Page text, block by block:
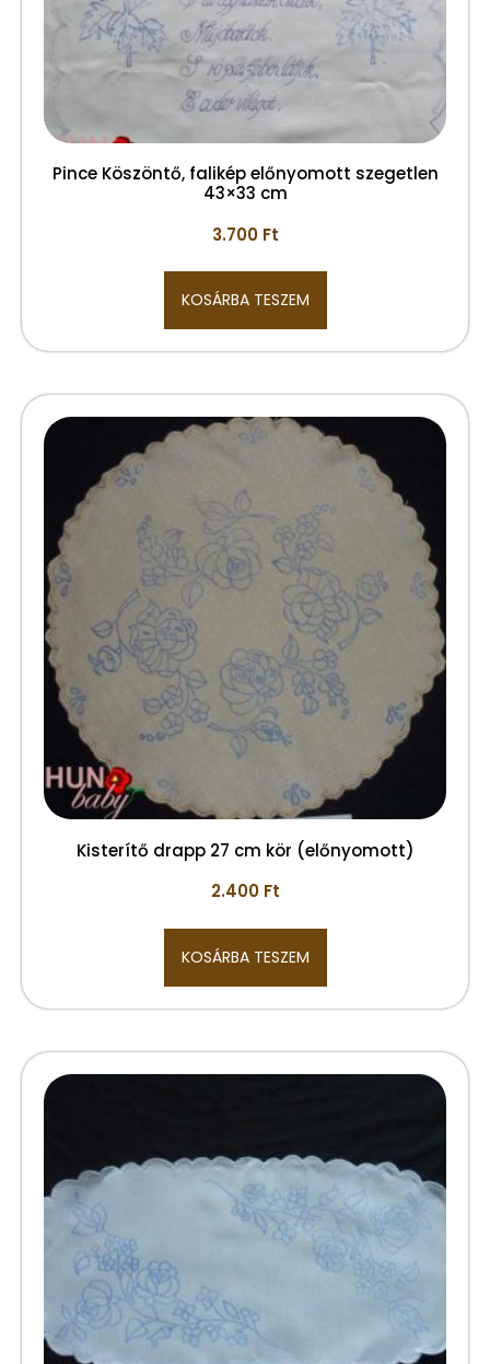
Pince Köszöntő, falikép előnyomott szegetlen
43×33 cm
3.700 Ft
KOSÁRBA TESZEM
Kisterítő drapp 27 cm kör (előnyomott)
2.400 Ft
KOSÁRBA TESZEM